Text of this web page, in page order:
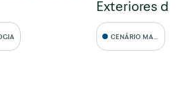
Exteriores da
CENÁRIO MACRO